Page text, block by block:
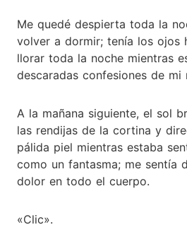
Me quedé despierta toda la
volver a dormir; tenía los ojos
llorar toda la noche mientras
descaradas confesiones de mi
A la mañana siguiente, el sol
las rendijas de la cortina y
pálida piel mientras estaba
como un fantasma; me sentía
dolor en todo el cuerpo.
«Clic».